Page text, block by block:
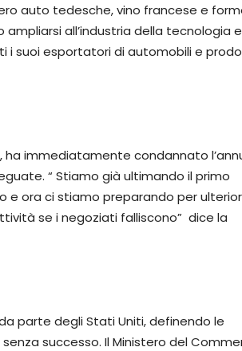
auto tedesche, vino francese e
all’industria della tecnologia
i suoi esportatori di automobili e
ha immediatamente condannato
“ Stiamo già ultimando il primo
e ora ci stiamo preparando per
se i negoziati falliscono” dice la
parte degli Stati Uniti, definendo le
successo. Il Ministero del